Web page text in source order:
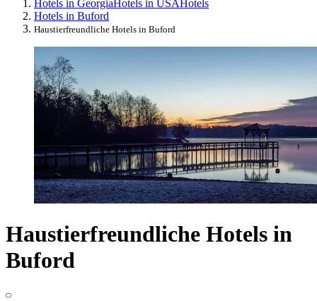
Hotels in GeorgiaHotels in USAHotels
Hotels in Buford
Haustierfreundliche Hotels in Buford
Haustierfreundliche Hotels in
Buford